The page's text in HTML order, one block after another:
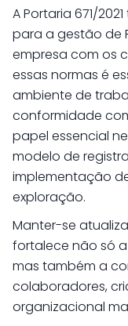
A Portaria 671/
para a gestão de
empresa com os
essas normas é
ambiente de
conformidade
papel essencial
modelo de
implementação
exploração.
Manter-se
fortalece não só
mas também a
colaboradores,
organizacional